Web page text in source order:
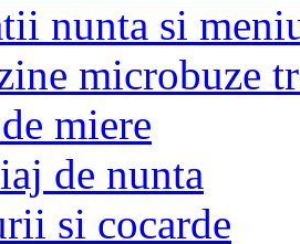
nunta si
microbuze
miere
de nunta
si cocarde